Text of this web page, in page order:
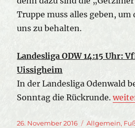
Truppe muss alles geben, um
uns zu behalten.
Landesliga ODW 14:15 Uhr:
Uissigheim
In der Landesliga Odenwald
Sonntag die Rückrunde.
Veröffentlicht
26. November 2016 Kategorien
Allgemein,